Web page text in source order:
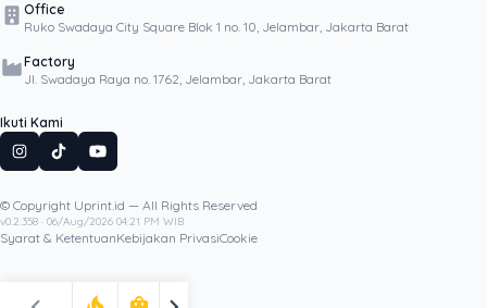
Artikel Lainnya
Office
Ruko Swadaya City Square Blok 1 no. 10, Jelambar, Jakarta Barat
Factory
Jl. Swadaya Raya no. 1762, Jelambar, Jakarta Barat
Ikuti Kami
© Copyright Uprint.id — All Rights Reserved
v0.2.358 · 06/Aug/2026 04:21 PM WIB
Syarat & KetentuanKebijakan PrivasiCookie